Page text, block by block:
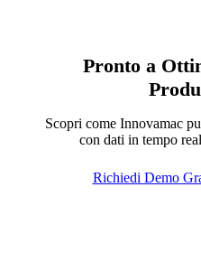
Pronto a
Scopri come Innovamac
con dati in tempo
Richiedi Demo